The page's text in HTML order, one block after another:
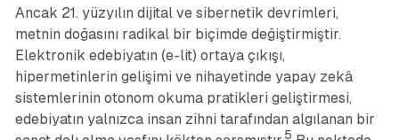
Ancak 21. yüzyılın dijital ve sibernetik devrimleri,
metnin doğasını radikal bir biçimde değiştirmiştir.
Elektronik edebiyatın (e-lit) ortaya çıkışı,
hipermetinlerin gelişimi ve nihayetinde yapay zekâ
sistemlerinin otonom okuma pratikleri geliştirmesi,
edebiyatın yalnızca insan zihni tarafından algılanan bir
5